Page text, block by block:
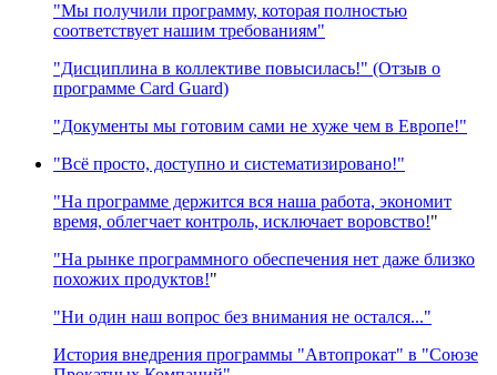
"Мы получили программу, которая полностью
соответствует нашим требованиям"
"Дисциплина в коллективе повысилась!" (Отзыв о
программе Card Guard)
"Документы мы готовим сами не хуже чем в Европе!"
"Всё просто, доступно и систематизировано!"
"На программе держится вся наша работа, экономит
время, облегчает контроль, исключает воровство!"
"На рынке программного обеспечения нет даже близко
похожих продуктов!"
"Ни один наш вопрос без внимания не остался..."
История внедрения программы "Автопрокат" в "Союзе